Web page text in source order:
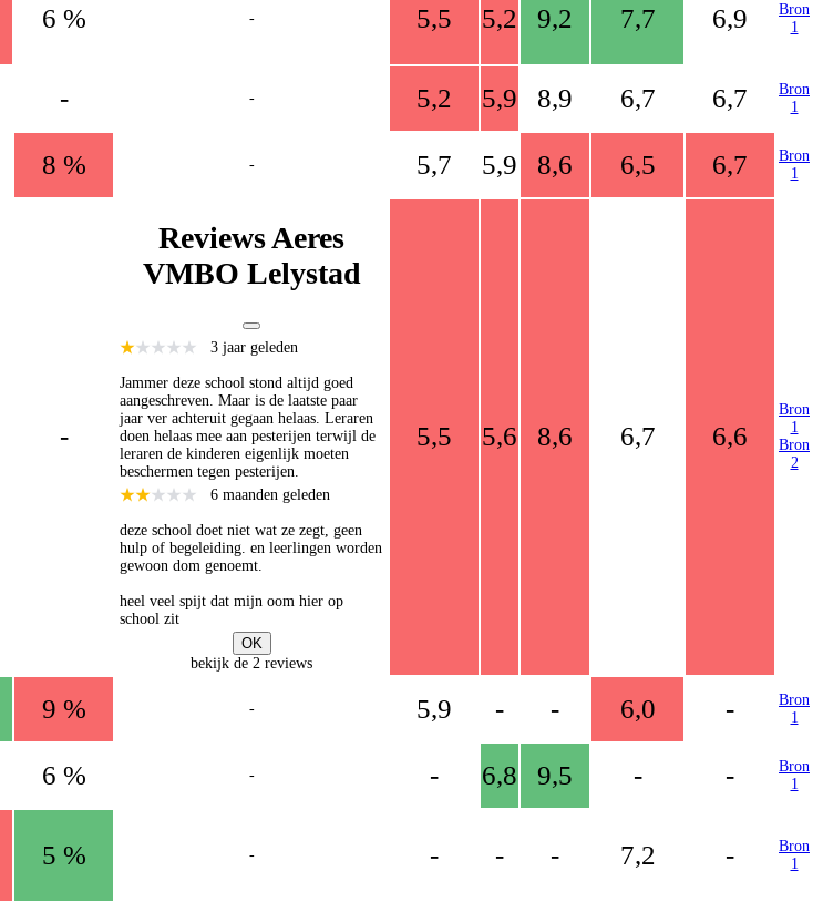
6 % - 5,5 5,2 9,2 7,7 6,9
Bron
1
- - 5,2 5,9 8,9 6,7 6,7
Bron
1
8 % - 5,7 5,9 8,6 6,5 6,7
Bron
1
-
Reviews Aeres
VMBO Lelystad
3 jaar geleden
Jammer deze school stond altijd goed
aangeschreven. Maar is de laatste paar
jaar ver achteruit gegaan helaas. Leraren
doen helaas mee aan pesterijen terwijl de
leraren de kinderen eigenlijk moeten
beschermen tegen pesterijen.
6 maanden geleden
deze school doet niet wat ze zegt, geen
hulp of begeleiding. en leerlingen worden
gewoon dom genoemt.
heel veel spijt dat mijn oom hier op
school zit
OK
bekijk de 2 reviews
5,5 5,6 8,6 6,7 6,6
Bron
1
Bron
2
9 % - 5,9 - - 6,0 -
Bron
1
6 % - - 6,8 9,5 - -
Bron
1
5 % - - - - 7,2 -
Bron
1